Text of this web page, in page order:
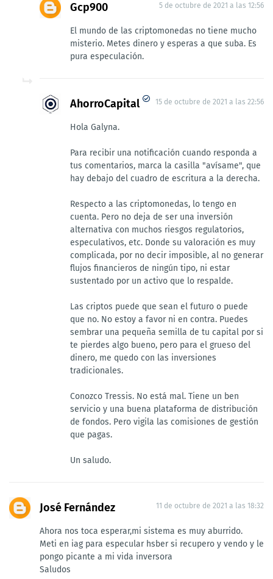
Gcp900 5 de octubre de 2021 a las 12:56
El mundo de las criptomonedas no tiene mucho
misterio. Metes dinero y esperas a que suba. Es
pura especulación.
AhorroCapital 15 de octubre de 2021 a las 22:56
Hola Galyna.
Para recibir una notificación cuando responda a
tus comentarios, marca la casilla "avísame", que
hay debajo del cuadro de escritura a la derecha.
Respecto a las criptomonedas, lo tengo en
cuenta. Pero no deja de ser una inversión
alternativa con muchos riesgos regulatorios,
especulativos, etc. Donde su valoración es muy
complicada, por no decir imposible, al no generar
flujos financieros de ningún tipo, ni estar
sustentado por un activo que lo respalde.
Las criptos puede que sean el futuro o puede
que no. No estoy a favor ni en contra. Puedes
sembrar una pequeña semilla de tu capital por si
te pierdes algo bueno, pero para el grueso del
dinero, me quedo con las inversiones
tradicionales.
Conozco Tressis. No está mal. Tiene un ben
servicio y una buena plataforma de distribución
de fondos. Pero vigila las comisiones de gestión
que pagas.
Un saludo.
José Fernández 11 de octubre de 2021 a las 18:32
Ahora nos toca esperar,mi sistema es muy aburrido.
Meti en iag para especular hsber si recupero y vendo y le
pongo picante a mi vida inversora
Saludos